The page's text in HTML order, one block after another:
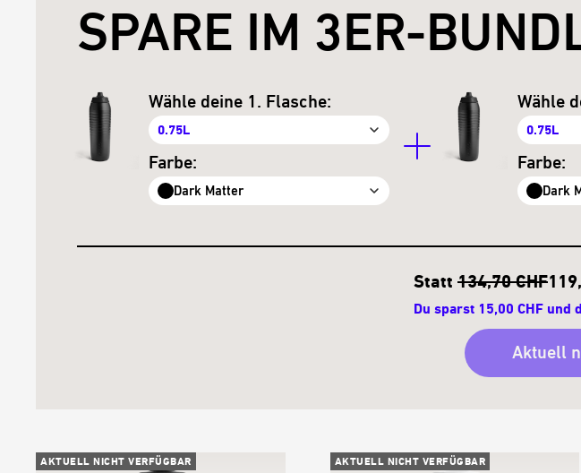
SPARE IM 3ER-
Wähle deine 1. Flasche:
0.75L
Farbe:
Dark Matter
Wähle
0.75L
Farbe:
Dark
Statt 134,70 CHF
Du sparst 15,00 CHF und
Aktuell
AKTUELL NICHT VERFÜGBAR AKTUELL NICHT VERFÜGBAR